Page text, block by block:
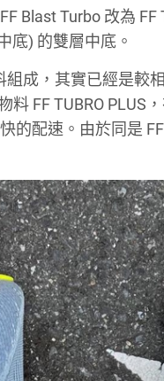
Blast Turbo 改為 FF
底) 的雙層中底。
組成，其實已經是
料 FF TUBRO
的配速。由於同是